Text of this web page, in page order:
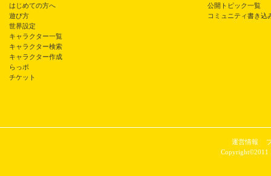
はじめての方へ
遊び方
世界設定
キャラクター一覧
キャラクター検索
キャラクター作成
らっポ
チケット
公開トピック一覧
コミュニティ書き込
運営情報
Copyright©2011